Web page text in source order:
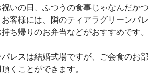
いの日、ふつうの食事じゃなんだかつ
客様には、隣のティアラグリーンパレ
ち帰りのお弁当などがおすすめです。
レスは結婚式場ですが、ご会食のお部
くことができます。